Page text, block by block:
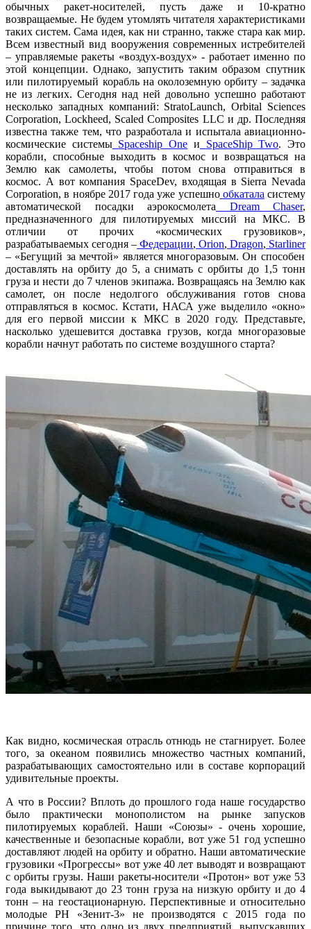
обычных ракет-носителей, пусть даже и 10-кратно
возвращаемые. Не будем утомлять читателя характеристиками
таких систем. Сама идея, как ни странно, также стара как мир.
Всем известный вид вооружения современных истребителей
– управляемые ракеты «воздух-воздух» - работает именно по
этой концепции. Однако, запустить таким образом спутник
или пилотируемый корабль на околоземную орбиту – задачка
не из легких. Сегодня над ней довольно успешно работают
несколько западных компаний: StratoLaunch, Orbital Sciences
Corporation, Lockheed, Scaled Composites LLC и др. Последняя
известна также тем, что разработала и испытала авиационно-
космические системы Spaceship One и SpaceShip Two. Это
корабли, способные выходить в космос и возвращаться на
Землю как самолеты, чтобы потом снова отправиться в
космос. А вот компания SpaceDev, входящая в Sierra Nevada
Corporation, в ноябре 2017 года уже успешно обкатала систему
автоматической посадки аэрокосмолета
Dream Chaser,
предназначенного для пилотируемых миссий на МКС. В
отличии от прочих «космических грузовиков»,
разрабатываемых сегодня – Федерации, Orion, Dragon, Starliner
– «Бегущий за мечтой» является многоразовым. Он способен
доставлять на орбиту до 5, а снимать с орбиты до 1,5 тонн
груза и нести до 7 членов экипажа. Возвращаясь на Землю как
самолет, он после недолгого обслуживания готов снова
отправляться в космос. Кстати, НАСА уже выделило «окно»
для его первой миссии к МКС в 2020 году. Представьте,
насколько удешевится доставка грузов, когда многоразовые
корабли начнут работать по системе воздушного старта?
Как видно, космическая отрасль отнюдь не стагнирует. Более
того, за океаном появились множество частных компаний,
разрабатывающих самостоятельно или в составе корпораций
удивительные проекты.
А что в России? Вплоть до прошлого года наше государство
было практически монополистом на рынке запусков
пилотируемых кораблей. Наши «Союзы» - очень хорошие,
качественные и безопасные корабли, вот уже 51 год успешно
доставляют людей на орбиту и обратно. Наши автоматические
грузовики «Прогрессы» вот уже 40 лет выводят и возвращают
с орбиты грузы. Наши ракеты-носители «Протон» вот уже 53
года выкидывают до 23 тонн груза на низкую орбиту и до 4
тонн – на геостационарную. Перспективные и относительно
молодые РН «Зенит-3» не производятся с 2015 года по
причине того, что одно из двух предприятий, выпускавших